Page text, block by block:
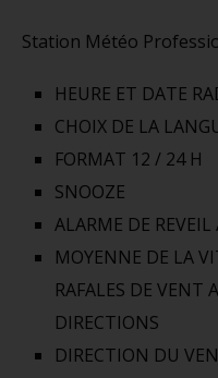
Station Météo
HEURE ET DATE
CHOIX DE LA
FORMAT 12 / 24 H
SNOOZE
ALARME DE REVEIL
MOYENNE DE LA
RAFALES DE VENT
DIRECTIONS
DIRECTION DU